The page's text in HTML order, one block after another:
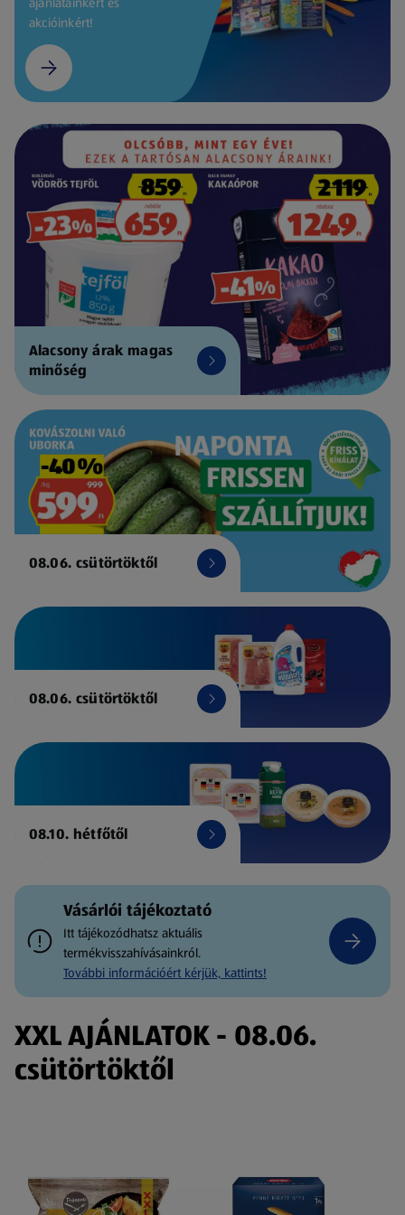
akcióinkért!
Alacsony árak magas
minőség
08.06. csütörtöktől
08.06. csütörtöktől
08.10. hétfőtől
Vásárlói tájékoztató
Itt tájékozódhatsz aktuális
termékvisszahívásainkról.
További információért kérjük, kattints!
XXL AJÁNLATOK - 08.06.
csütörtöktől